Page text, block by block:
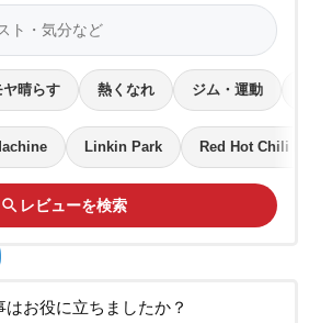
ヤ晴らす 熱くなれ ジム・運動
Linkin Park Red Hot Chili
search レビューを検索
はお役に立ちましたか？